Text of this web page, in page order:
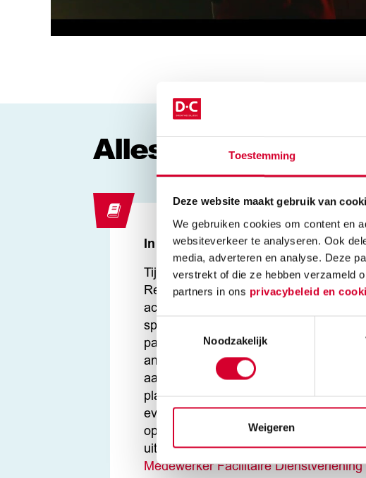
Toestemming
Deze website maakt gebruik van
We gebruiken cookies om content en
websiteverkeer te analyseren. Ook
media, adverteren en analyse. Deze
verstrekt of die ze hebben verzameld
partners in ons privacybeleid en
Toestemmingsselectie
Noodzakelijk
Weigeren
Alles over deze
In het kort
Tijdens de opleiding Medewerker Sport
Recreatie leer je hoe je sportieve en
activiteiten begeleidt. Je leert alles over
spel en entertainment. Je leert hoe je
passie voor sport en recreatie kunt
anderen te inspireren en motiveren. Er
aandacht voor klantvriendelijkheid en
plannen en organiseren van sport- en
evenementen. Nadat je gestart bent
opleiding kies je een van de
uitstroomrichtingen:Helpende Zorg en
Medewerker Facilitaire Dienstverlening